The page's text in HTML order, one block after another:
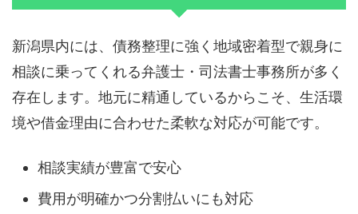
新潟県内には、債務整理に強く地域密着型で親身に
相談に乗ってくれる弁護士・司法書士事務所が多く
存在します。地元に精通しているからこそ、生活環
境や借金理由に合わせた柔軟な対応が可能です。
相談実績が豊富で安心
費用が明確かつ分割払いにも対応